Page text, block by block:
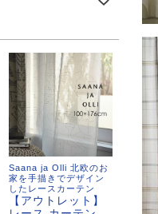
Saana ja Olli 北欧のお
家を手描きでデザイン
したレースカーテン
【アウトレット】